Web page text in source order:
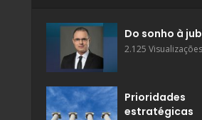
Do sonho à
2.125 Visualizações
Prioridades
estratégicas